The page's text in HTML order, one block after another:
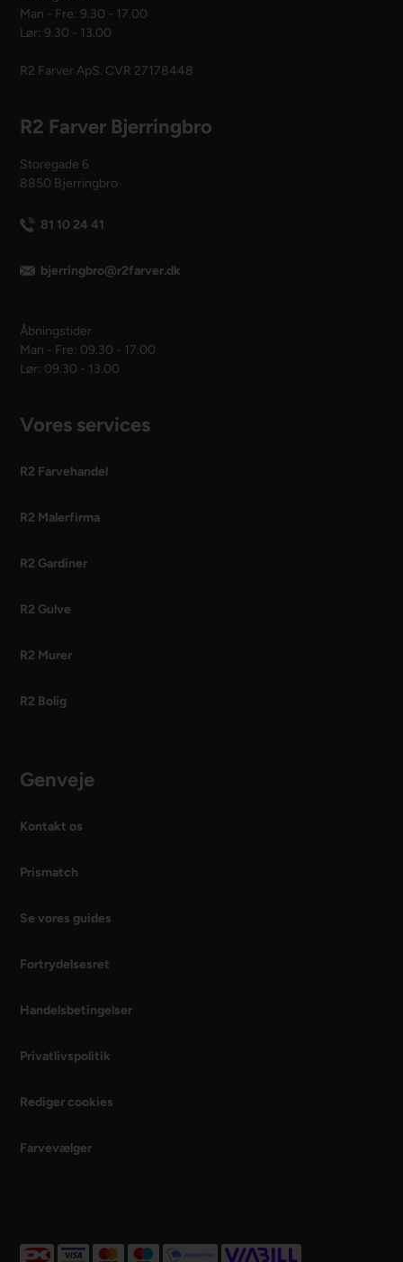
Man - Fre: 9.30 - 17.00
Lør: 9.30 - 13.00
R2 Farver ApS. CVR 27178448
R2 Farver Bjerringbro
Storegade 6
8850 Bjerringbro
81 10 24 41
bjerringbro@r2farver.dk
Åbningstider
Man - Fre: 09.30 - 17.00
Lør: 09.30 - 13.00
Vores services
R2 Farvehandel
R2 Malerfirma
R2 Gardiner
R2 Gulve
R2 Murer
R2 Bolig
Genveje
Kontakt os
Prismatch
Se vores guides
Fortrydelsesret
Handelsbetingelser
Privatlivspolitik
Rediger cookies
Farvevælger